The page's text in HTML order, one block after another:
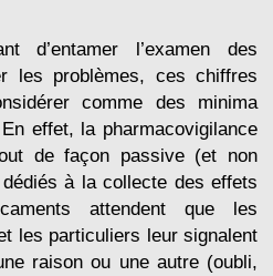
d’entamer l’examen des
les problèmes, ces chiffres
comme des minima
effet, la pharmacovigilance
de façon passive (et non
à la collecte des effets
attendent que les
les particuliers leur signalent
raison ou une autre (oubli,